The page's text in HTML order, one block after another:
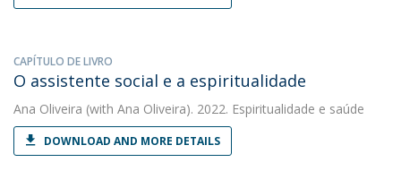
CAPÍTULO DE LIVRO
O assistente social e a espiritualidade
Ana Oliveira (with Ana Oliveira). 2022. Espiritualidade e saúde
DOWNLOAD AND MORE DETAILS